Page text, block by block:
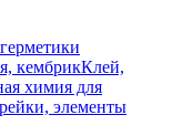
кембрикКлей,
химия для
элементы